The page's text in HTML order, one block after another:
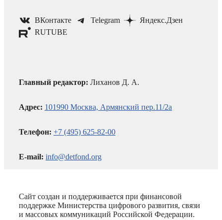
ВКонтакте Telegram
Яндекс.Дзен
RUTUBE
Главный редактор: Лиханов Д. А.
Адрес: 101990 Москва, Армянский пер.11/2а
Телефон: +7 (495) 625-82-00
E-mail: info@detfond.org
Сайт создан и поддерживается при финансовой
поддержке Министерства цифрового развития, связи
и массовых коммуникаций Российской Федерации.